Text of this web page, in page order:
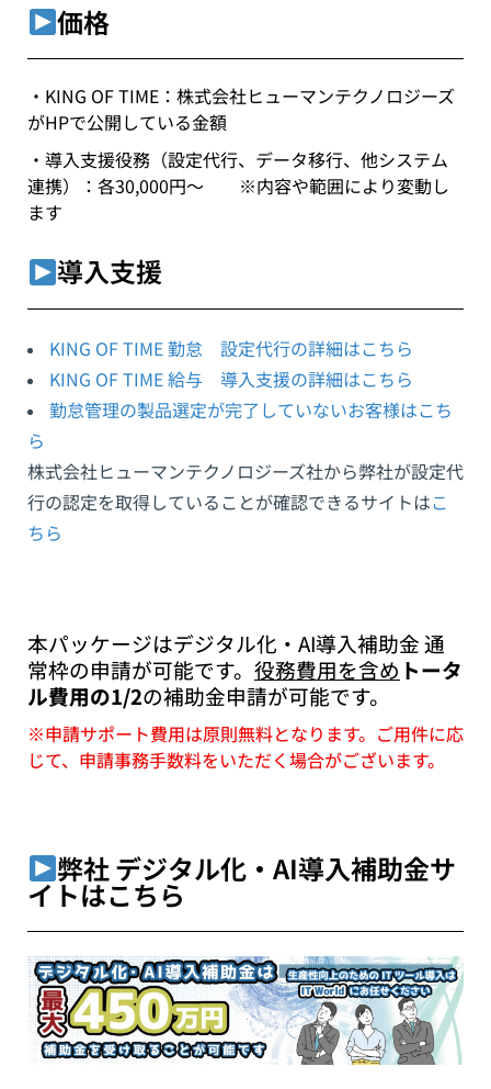
価格
・KING OF TIME： 株式会社ヒューマンテクノロジーズ
がHPで公開している金額
・導入支援役務（設定代行、データ移行、他システム
連携）：各30,000円～ ※内容や範囲により変動し
ます
導入支援
KING OF TIME 勤怠 設定代行の詳細はこちら
KING OF TIME 給与 導入支援の詳細はこちら
勤怠管理の製品選定が完了していないお客様はこち
ら
株式会社ヒューマンテクノロジーズ社から弊社が設定代
行の認定を取得していることが確認できるサイトはこ
ちら
本パッケージはデジタル化・AI導入補助金 通
常枠の申請が可能です。 役務費用を含め トータ
ル費用の1/2の補助金申請が可能です。
※申請サポート費用は原則無料となります。ご用件に応
じて、申請事務手数料をいただく場合がございます。
弊社 デジタル化・AI導入補助金サ
イトはこちら